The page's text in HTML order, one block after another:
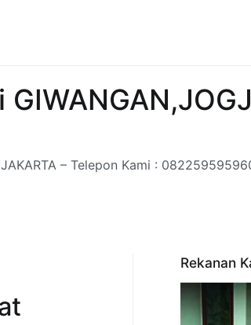
– Telepon Kami :
Rekanan